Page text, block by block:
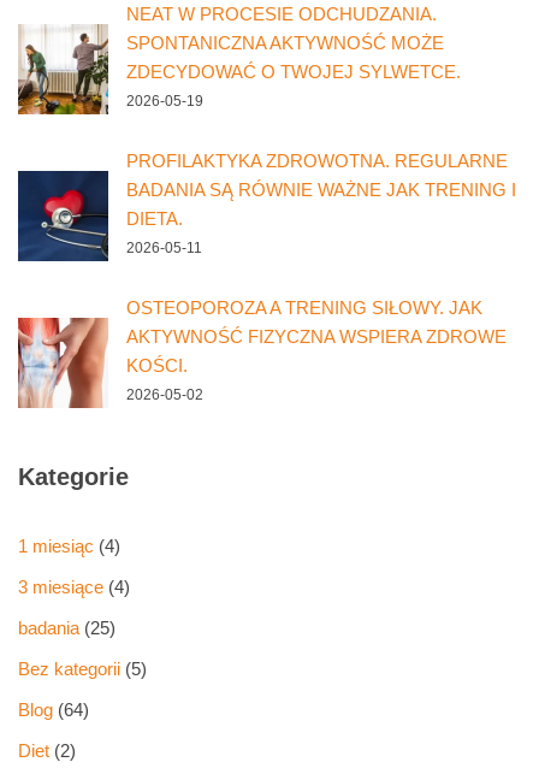
NEAT W PROCESIE ODCHUDZANIA.
SPONTANICZNA AKTYWNOŚĆ MOŻE
ZDECYDOWAĆ O TWOJEJ SYLWETCE.
2026-05-19
PROFILAKTYKA ZDROWOTNA. REGULARNE
BADANIA SĄ RÓWNIE WAŻNE JAK TRENING I
DIETA.
2026-05-11
OSTEOPOROZA A TRENING SIŁOWY. JAK
AKTYWNOŚĆ FIZYCZNA WSPIERA ZDROWE
KOŚCI.
2026-05-02
Kategorie
1 miesiąc (4)
3 miesiące (4)
badania (25)
Bez kategorii (5)
Blog (64)
Diet (2)